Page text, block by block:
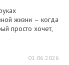
жизни – когда
просто хочет,
01.06.2026